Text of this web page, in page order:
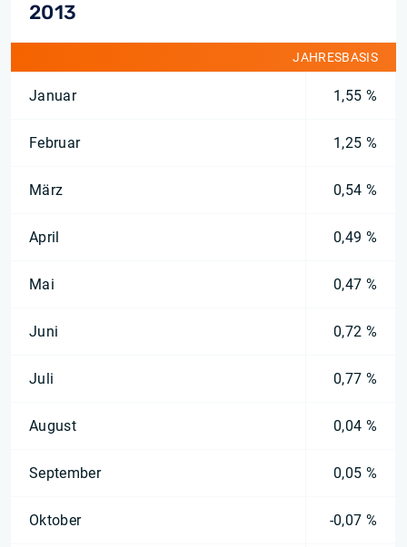
2013
JAHRESBASIS
Januar 1,55 %
Februar 1,25 %
März 0,54 %
April 0,49 %
Mai 0,47 %
Juni 0,72 %
Juli 0,77 %
August 0,04 %
September 0,05 %
Oktober -0,07 %